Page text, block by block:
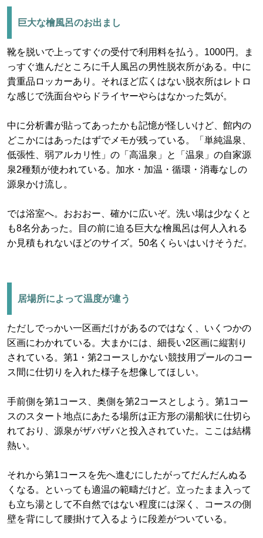
巨大な檜風呂のお出まし
靴を脱いで上ってすぐの受付で利用料を払う。1000円。ま
っすぐ進んだところに千人風呂の男性脱衣所がある。中に
貴重品ロッカーあり。それほど広くはない脱衣所はレトロ
な感じで洗面台やらドライヤーやらはなかった気が。
中に分析書が貼ってあったかも記憶が怪しいけど、館内の
どこかにはあったはずでメモが残っている。「単純温泉、
低張性、弱アルカリ性」の「高温泉」と「温泉」の自家源
泉2種類が使われている。加水・加温・循環・消毒なしの
源泉かけ流し。
では浴室へ。おおおー、確かに広いぞ。洗い場は少なくと
も8名分あった。目の前に迫る巨大な檜風呂は何人入れる
か見積もれないほどのサイズ。50名くらいはいけそうだ。
居場所によって温度が違う
ただしでっかい一区画だけがあるのではなく、いくつかの
区画にわかれている。大まかには、細長い2区画に縦割り
されている。第1・第2コースしかない競技用プールのコー
ス間に仕切りを入れた様子を想像してほしい。
手前側を第1コース、奥側を第2コースとしよう。第1コー
スのスタート地点にあたる場所は正方形の湯船状に仕切ら
れており、源泉がザバザバと投入されていた。ここは結構
熱い。
それから第1コースを先へ進むにしたがってだんだんぬる
くなる。といっても適温の範疇だけど。立ったまま入って
も立ち湯として不自然ではない程度には深く、コースの側
壁を背にして腰掛けて入るように段差がついている。